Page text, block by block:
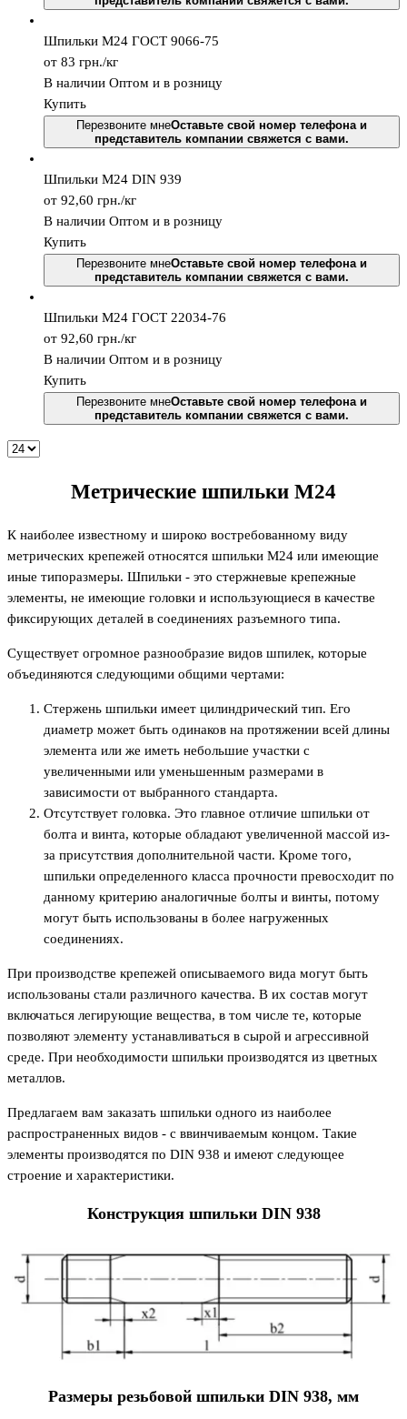
Шпильки М24 ГОСТ 9066-75
от 83 грн./кг
В наличии Оптом и в розницу
Купить
Перезвоните мнеОставьте свой номер телефона и
представитель компании свяжется с вами.
Шпильки М24 DIN 939
от 92,60 грн./кг
В наличии Оптом и в розницу
Купить
Перезвоните мнеОставьте свой номер телефона и
представитель компании свяжется с вами.
Шпильки М24 ГОСТ 22034-76
от 92,60 грн./кг
В наличии Оптом и в розницу
Купить
Перезвоните мнеОставьте свой номер телефона и
представитель компании свяжется с вами.
Метрические шпильки М24
К наиболее известному и широко востребованному виду
метрических крепежей относятся шпильки М24 или имеющие
иные типоразмеры. Шпильки - это стержневые крепежные
элементы, не имеющие головки и использующиеся в качестве
фиксирующих деталей в соединениях разъемного типа.
Существует огромное разнообразие видов шпилек, которые
объединяются следующими общими чертами:
Стержень шпильки имеет цилиндрический тип. Его
диаметр может быть одинаков на протяжении всей длины
элемента или же иметь небольшие участки с
увеличенными или уменьшенным размерами в
зависимости от выбранного стандарта.
Отсутствует головка. Это главное отличие шпильки от
болта и винта, которые обладают увеличенной массой из-
за присутствия дополнительной части. Кроме того,
шпильки определенного класса прочности превосходит по
данному критерию аналогичные болты и винты, потому
могут быть использованы в более нагруженных
соединениях.
При производстве крепежей описываемого вида могут быть
использованы стали различного качества. В их состав могут
включаться легирующие вещества, в том числе те, которые
позволяют элементу устанавливаться в сырой и агрессивной
среде. При необходимости шпильки производятся из цветных
металлов.
Предлагаем вам заказать шпильки одного из наиболее
распространенных видов - с ввинчиваемым концом. Такие
элементы производятся по DIN 938 и имеют следующее
строение и характеристики.
Конструкция шпильки DIN 938
Размеры резьбовой шпильки DIN 938, мм